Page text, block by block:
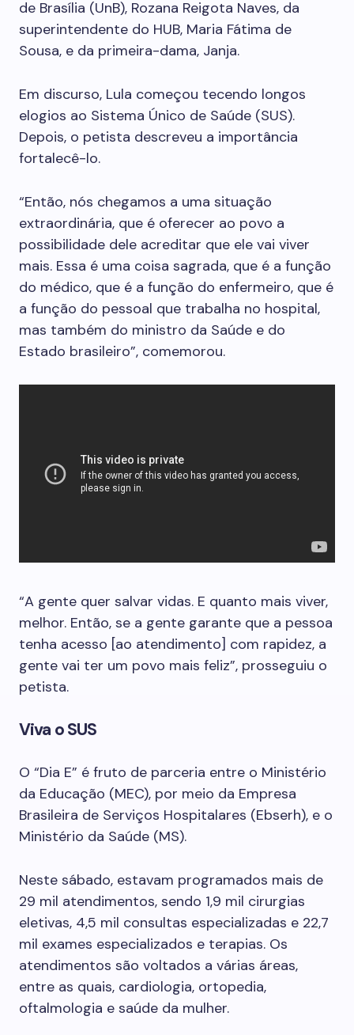
de Brasília (UnB), Rozana Reigota Naves, da
superintendente do HUB, Maria Fátima de
Sousa, e da primeira-dama, Janja.
Em discurso, Lula começou tecendo longos
elogios ao Sistema Único de Saúde (SUS).
Depois, o petista descreveu a importância
fortalecê-lo.
“Então, nós chegamos a uma situação
extraordinária, que é oferecer ao povo a
possibilidade dele acreditar que ele vai viver
mais. Essa é uma coisa sagrada, que é a função
do médico, que é a função do enfermeiro, que é
a função do pessoal que trabalha no hospital,
mas também do ministro da Saúde e do
Estado brasileiro”, comemorou.
“A gente quer salvar vidas. E quanto mais viver,
melhor. Então, se a gente garante que a pessoa
tenha acesso [ao atendimento] com rapidez, a
gente vai ter um povo mais feliz”, prosseguiu o
petista.
Viva o SUS
O “Dia E” é fruto de parceria entre o Ministério
da Educação (MEC), por meio da Empresa
Brasileira de Serviços Hospitalares (Ebserh), e o
Ministério da Saúde (MS).
Neste sábado, estavam programados mais de
29 mil atendimentos, sendo 1,9 mil cirurgias
eletivas, 4,5 mil consultas especializadas e 22,7
mil exames especializados e terapias. Os
atendimentos são voltados a várias áreas,
entre as quais, cardiologia, ortopedia,
oftalmologia e saúde da mulher.